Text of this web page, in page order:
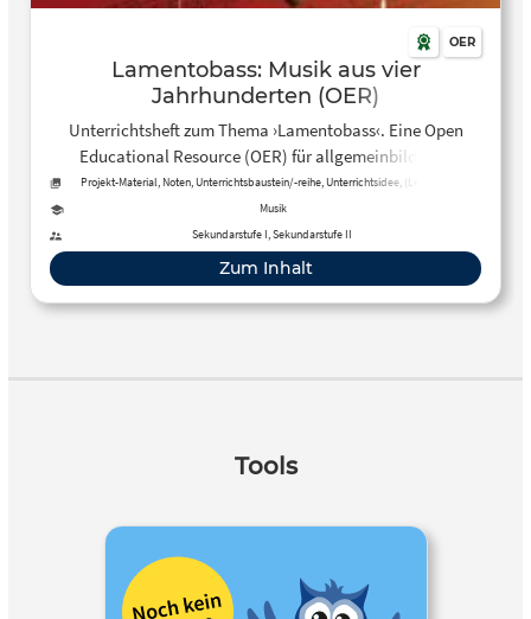
OER
Lamentobass: Musik aus vier
Jahrhunderten (OER)
Unterrichtsheft zum Thema ›Lamentobass‹. Eine Open
Educational Resource (OER) für allgemeinbildende
Schulen.
Projekt-Material, Noten, Unterrichtsbaustein/-reihe, Unterrichtsidee, (Lehr-)Buch,
Musik
Sekundarstufe I, Sekundarstufe II
Zum Inhalt
Tools